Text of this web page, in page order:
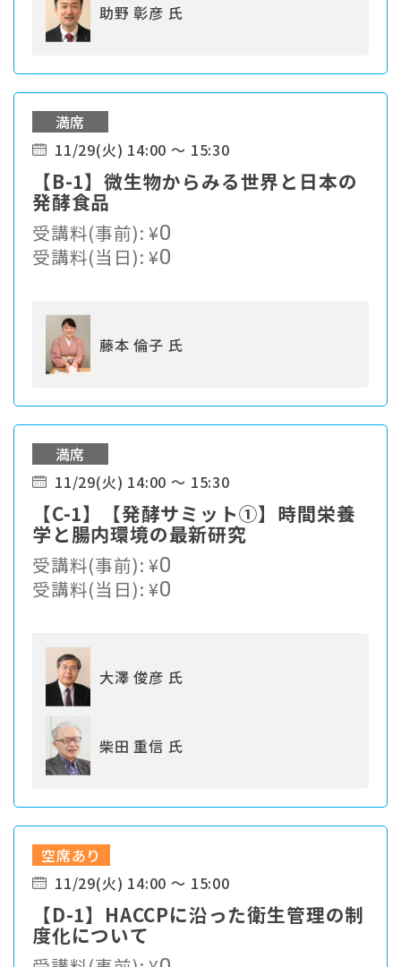
助野 彰彦 氏
満席
11/29(火) 14:00 ～ 15:30
【B-1】微生物からみる世界と日本の
発酵食品
受講料(事前):¥0
受講料(当日):¥0
藤本 倫子 氏
満席
11/29(火) 14:00 ～ 15:30
【C-1】【発酵サミット①】時間栄養
学と腸内環境の最新研究
受講料(事前):¥0
受講料(当日):¥0
大澤 俊彦 氏
柴田 重信 氏
空席あり
11/29(火) 14:00 ～ 15:00
【D-1】HACCPに沿った衛生管理の制
度化について